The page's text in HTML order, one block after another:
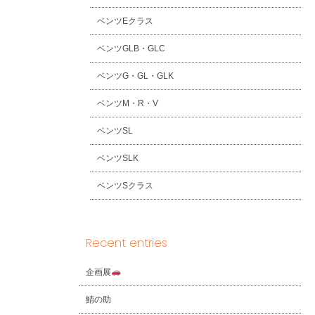
ベンツEクラス
ベンツGLB・GLC
ベンツG・GL・GLK
ベンツM・R・V
ベンツSL
ベンツSLK
ベンツSクラス
Recent entries
企画展
鯖の助